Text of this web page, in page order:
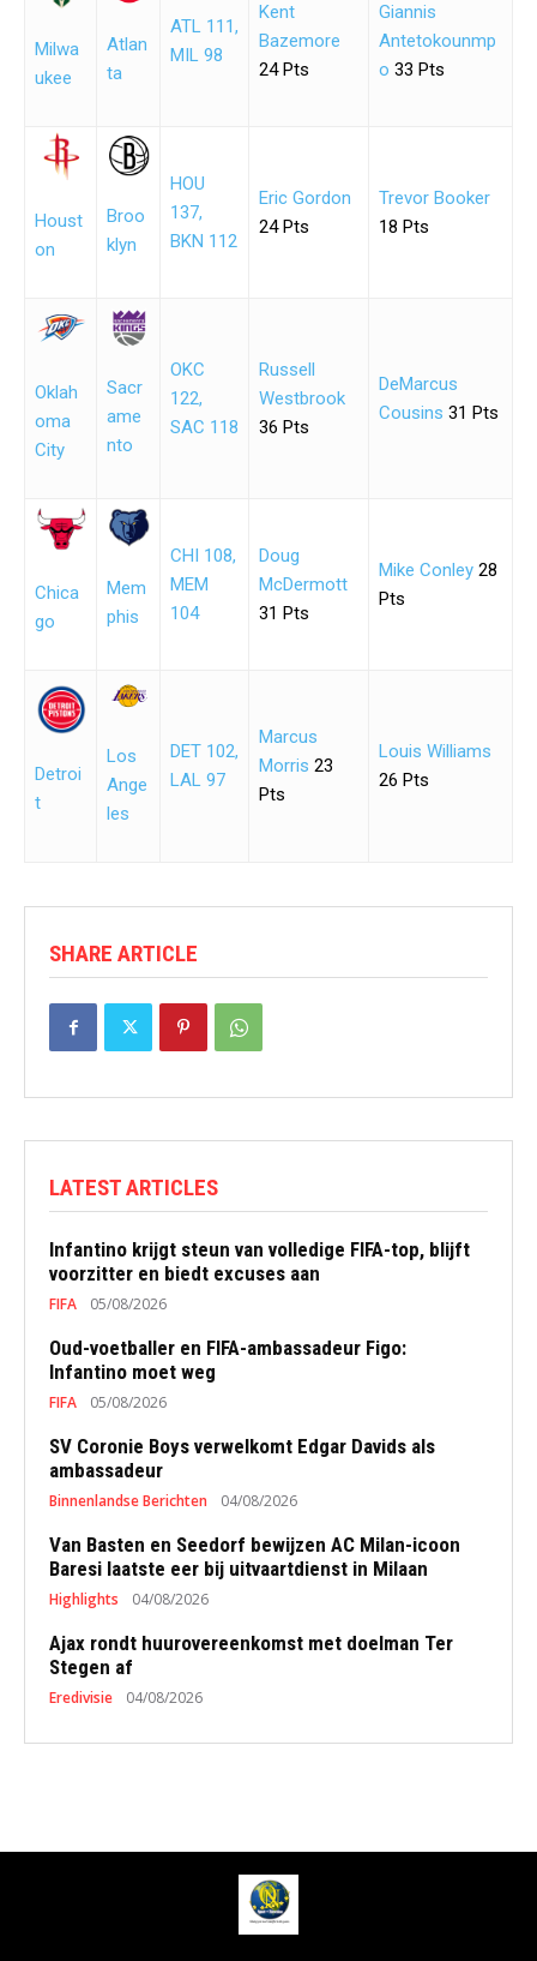
Milwa
ukee
Atlan
ta
ATL 111,
MIL 98
Kent
Bazemore
24 Pts
Giannis
Antetokounmp
o 33 Pts
Houst
on
Broo
klyn
HOU
137,
BKN 112
Eric Gordon
24 Pts
Trevor Booker
18 Pts
Oklah
oma
City
Sacr
ame
nto
OKC
122,
SAC 118
Russell
Westbrook
36 Pts
DeMarcus
Cousins 31 Pts
Chica
go
Mem
phis
CHI 108,
MEM
104
Doug
McDermott
31 Pts
Mike Conley 28
Pts
Detroi
t
Los
Ange
les
DET 102,
LAL 97
Marcus
Morris 23
Pts
Louis Williams
26 Pts
SHARE ARTICLE
LATEST ARTICLES
Infantino krijgt steun van volledige FIFA-top, blijft
voorzitter en biedt excuses aan
FIFA 05/08/2026
Oud-voetballer en FIFA-ambassadeur Figo:
Infantino moet weg
FIFA 05/08/2026
SV Coronie Boys verwelkomt Edgar Davids als
ambassadeur
Binnenlandse Berichten 04/08/2026
Van Basten en Seedorf bewijzen AC Milan-icoon
Baresi laatste eer bij uitvaartdienst in Milaan
Highlights 04/08/2026
Ajax rondt huurovereenkomst met doelman Ter
Stegen af
Eredivisie 04/08/2026